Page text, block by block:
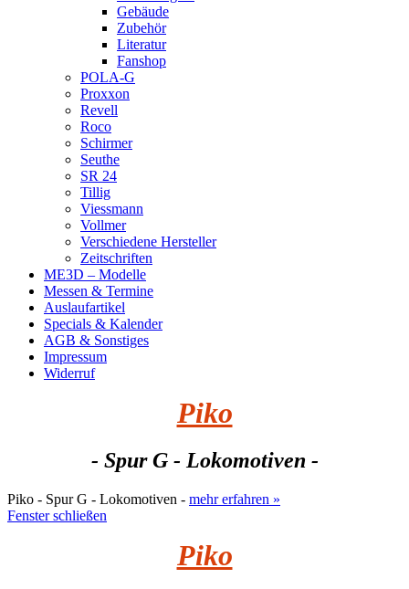
Gebäude
Zubehör
Literatur
Fanshop
POLA-G
Proxxon
Revell
Roco
Schirmer
Seuthe
SR 24
Tillig
Viessmann
Vollmer
Verschiedene Hersteller
Zeitschriften
ME3D – Modelle
Messen & Termine
Auslaufartikel
Specials & Kalender
AGB & Sonstiges
Impressum
Widerruf
Piko
- Spur G - Lokomotiven -
Piko - Spur G - Lokomotiven - mehr erfahren »
Fenster schließen
Piko